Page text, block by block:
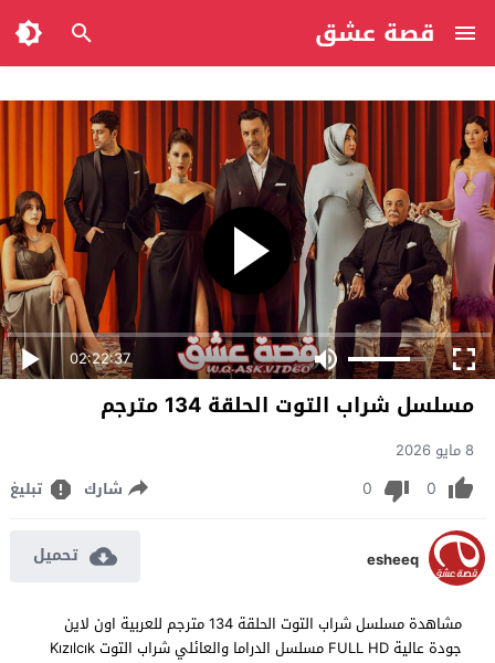
قصة عشق
02:22:37
مسلسل شراب التوت الحلقة 134 مترجم
8 مايو 2026
0
0 شارك تبليغ
esheeq تحميل
مشاهدة مسلسل شراب التوت الحلقة 134 مترجم للعربية اون لاين
جودة عالية FULL HD مسلسل الدراما والعائلي شراب التوت Kızılcık